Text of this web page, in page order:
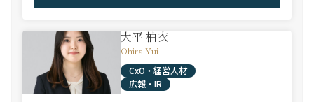
大平 柚衣
Ohira Yui
CxO・経営人材
広報・IR